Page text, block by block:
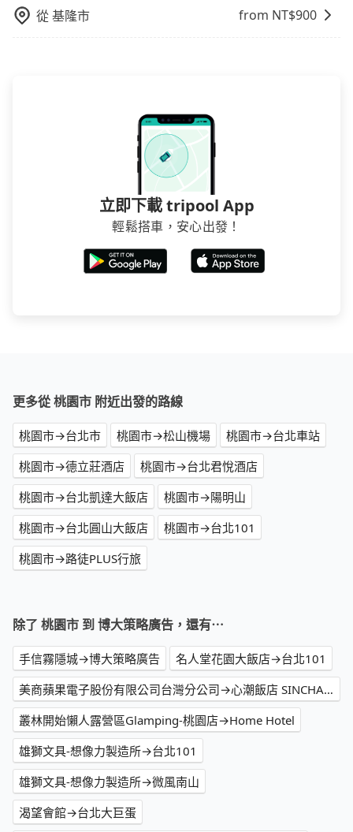
從基隆市 from NT$900
立即下載 tripool App
輕鬆搭車，安心出發！
更多從 桃園市 附近出發的路線
桃園市→台北市 桃園市→松山機場
桃園市→台北車站
桃園市→德立莊酒店
桃園市→台北君悅酒店
桃園市→台北凱達大飯店
桃園市→陽明山
桃園市→台北圓山大飯店
桃園市→台北101
桃園市→路徒PLUS行旅
除了 桃園市 到 博大策略廣告，還有⋯
手信霧隱城→博大策略廣告
名人堂花園大飯店→台北101
美商蘋果電子股份有限公司台灣分公司→心潮飯店 SINCHAO RICE SHOPPE
叢林開始懶人露營區Glamping-桃園店→Home Hotel
雄獅文具-想像力製造所→台北101
雄獅文具-想像力製造所→微風南山
渴望會館→台北大巨蛋